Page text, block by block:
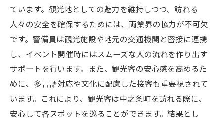
ています。観光地としての魅力を維持しつつ、訪れる
人々の安全を確保するためには、両業界の協力が不可欠
です。警備員は観光施設や地元の交通機関と密接に連携
し、イベント開催時にはスムーズな人の流れを作り出す
サポートを行います。また、観光客の安心感を高めるた
めに、多言語対応や文化に配慮した接客も重要視されて
います。これにより、観光客は中之条町を訪れる際に、
安心して各スポットを巡ることができます。結果とし